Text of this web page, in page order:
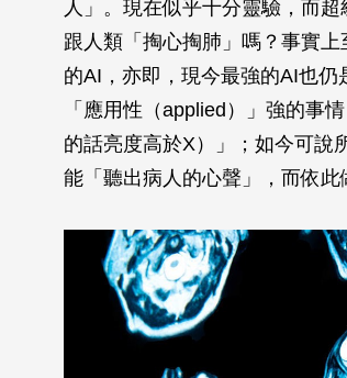
人」。現在似乎十分靈驗，而
跟人類「掏心掏肺」嗎？事實
的AI，亦即，現今最強的AI也
「應用性（applied）」強的事
的話亮度高於X）」；如今可說
能「聽出病人的心聲」，而依此